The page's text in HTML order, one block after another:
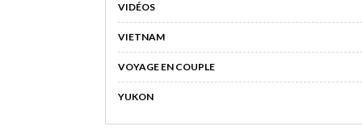
VIDÉOS
VIETNAM
VOYAGE EN COUPLE
YUKON